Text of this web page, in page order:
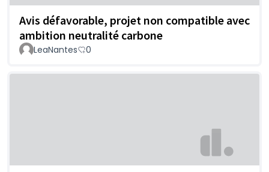
Avis défavorable, projet non compatible avec
ambition neutralité carbone
LeaNantes 0